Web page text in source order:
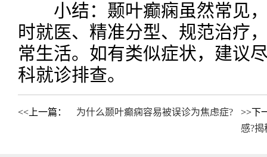
小结：颞叶癫痫虽然常见，
时就医、精准分型、规范治疗
常生活。如有类似症状，建议
科就诊排查。
<<上一篇： 为什么颞叶癫痫容易被误诊为焦虑症?
>>下
感?揭